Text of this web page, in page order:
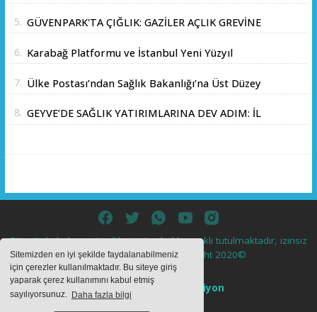
Sitemizden en iyi şekilde faydalanabilmeniz
için çerezler kullanılmaktadır. Bu siteye giriş
yaparak çerez kullanımını kabul etmiş
sayılıyorsunuz. Daha fazla bilgi
5. GÜVENPARK'TA ÇIĞLIK: GAZİLER AÇLIK GREVİNE
6. Karabağ Platformu ve İstanbul Yeni Yüzyıl
Memorandumu İmzalandı
7. Ülke Postası’ndan Sağlık Bakanlığı’na Üst Düzey
8. GEYVE’DE SAĞLIK YATIRIMLARINA DEV ADIM: İL
Sitemizde bulunan içeriklerin tüm hakları saklı tutulmaktadır, izinsiz
içerikler kullanılamaz. Copyright 2020©
Haber Yazılımı:
Web Aksiyon
haber yazılımı haber paketi